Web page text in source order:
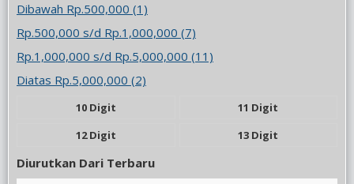
Dibawah Rp.500,000 (1)
Rp.500,000 s/d Rp.1,000,000 (7)
Rp.1,000,000 s/d Rp.5,000,000 (11)
Diatas Rp.5,000,000 (2)
10 Digit
11 Digit
12 Digit
13 Digit
Diurutkan Dari Terbaru